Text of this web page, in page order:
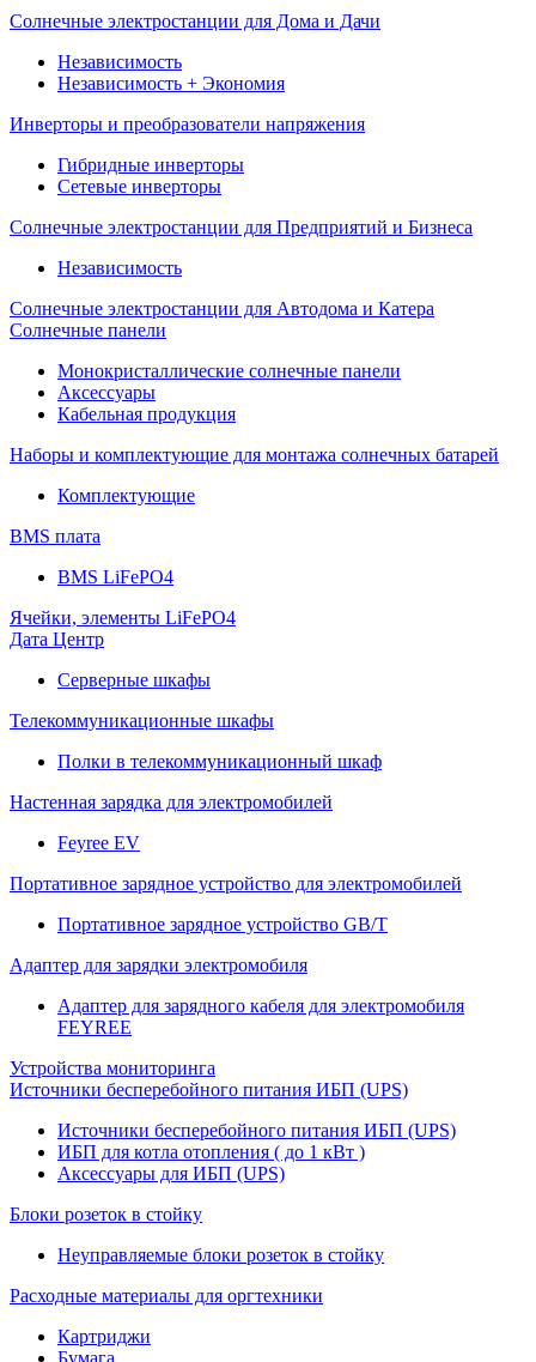
Солнечные электростанции для Дома и Дачи
Независимость
Независимость + Экономия
Инверторы и преобразователи напряжения
Гибридные инверторы
Сетевые инверторы
Солнечные электростанции для Предприятий и Бизнеса
Независимость
Солнечные электростанции для Автодома и Катера
Солнечные панели
Монокристаллические солнечные панели
Аксессуары
Кабельная продукция
Наборы и комплектующие для монтажа солнечных батарей
Комплектующие
BMS плата
BMS LiFePO4
Ячейки, элементы LiFePO4
Дата Центр
Серверные шкафы
Телекоммуникационные шкафы
Полки в телекоммуникационный шкаф
Настенная зарядка для электромобилей
Feyree EV
Портативное зарядное устройство для электромобилей
Портативное зарядное устройство GB/T
Адаптер для зарядки электромобиля
Адаптер для зарядного кабеля для электромобиля
FEYREE
Устройства мониторинга
Источники бесперебойного питания ИБП (UPS)
Источники бесперебойного питания ИБП (UPS)
ИБП для котла отопления ( до 1 кВт )
Аксессуары для ИБП (UPS)
Блоки розеток в стойку
Неуправляемые блоки розеток в стойку
Расходные материалы для оргтехники
Картриджи
Бумага